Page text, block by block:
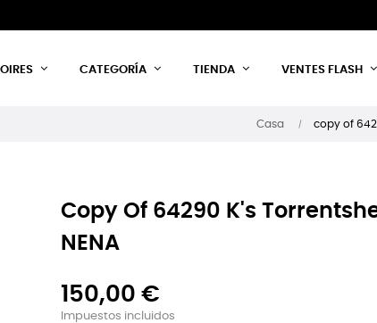
CATEGORÍA TIENDA VENTES FLASH
Casa copy of
Copy Of 64290 K's
NENA
150,00 €
Impuestos incluidos